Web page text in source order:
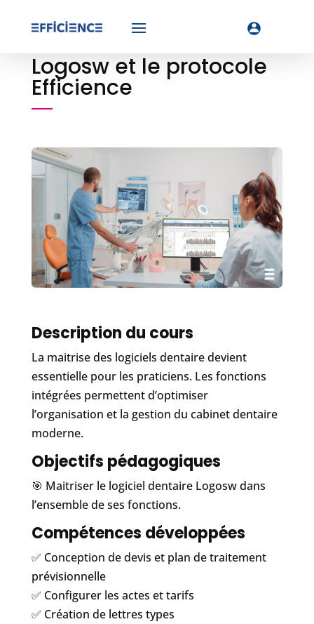
Logosw et le protocole
Efficience
Description du cours
La maitrise des logiciels dentaire devient
essentielle pour les praticiens. Les fonctions
intégrées permettent d’optimiser
l’organisation et la gestion du cabinet dentaire
moderne.
Objectifs pédagogiques
🎯 Maitriser le logiciel dentaire Logosw dans
l’ensemble de ses fonctions.
Compétences développées
✅ Conception de devis et plan de traitement
prévisionnelle
✅ Configurer les actes et tarifs
✅ Création de lettres types